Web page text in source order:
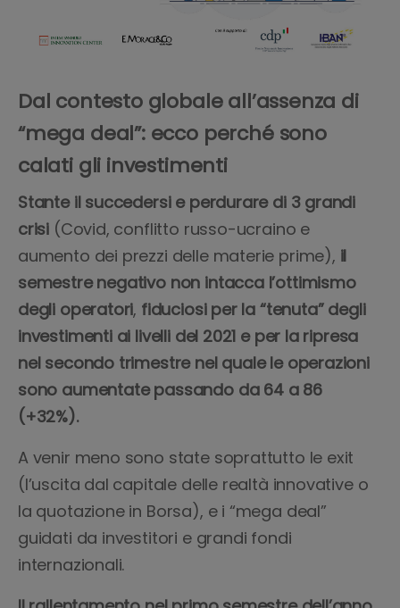
Dal contesto globale all’assenza di
“mega deal”: ecco perché sono
calati gli investimenti
Stante il succedersi e perdurare di 3 grandi
crisi (Covid, conflitto russo-ucraino e
aumento dei prezzi delle materie prime), il
semestre negativo non intacca l’ottimismo
degli operatori, fiduciosi per la “tenuta” degli
investimenti ai livelli del 2021 e per la ripresa
nel secondo trimestre nel quale le operazioni
sono aumentate passando da 64 a 86
(+32%).
A venir meno sono state soprattutto le exit
(l’uscita dal capitale delle realtà innovative o
la quotazione in Borsa), e i “mega deal”
guidati da investitori e grandi fondi
internazionali.